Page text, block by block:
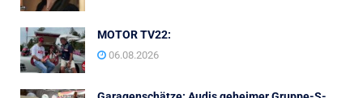
MOTOR TV22:
06.08.2026